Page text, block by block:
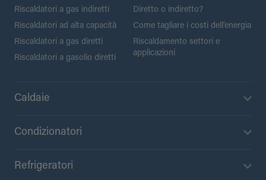
Riscaldatori a gas indiretti
Riscaldatori ad alta capacità
Riscaldatori a gas diretti
Riscaldatori a gasolio diretti
Diretto o indiretto?
Come tagliare i costi dell’energia
Riscaldamento settori e
applicazioni
Caldaie
Condizionatori
Refrigeratori